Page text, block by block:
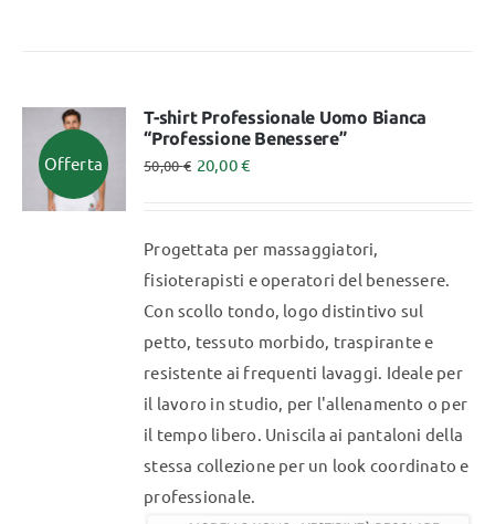
varianti.
Le
opzioni
Offerta
T-shirt Professionale Uomo Bianca
“Professione Benessere”
50,00€ 20,00€
Progettata per massaggiatori,
fisioterapisti e operatori del benessere.
Con scollo tondo, logo distintivo sul
petto, tessuto morbido, traspirante e
resistente ai frequenti lavaggi. Ideale per
il lavoro in studio, per l'allenamento o per
il tempo libero. Uniscila ai pantaloni della
stessa collezione per un look coordinato e
professionale.